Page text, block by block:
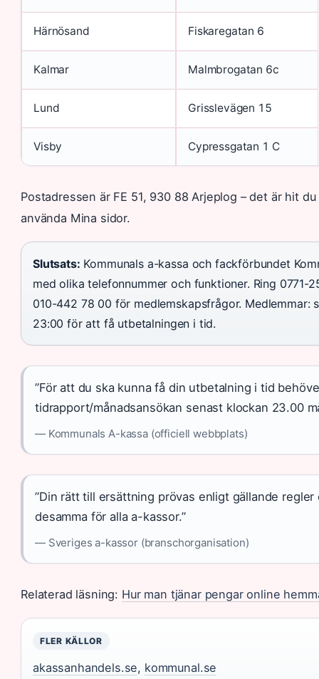
Härnösand Fiskaregatan 6
Kalmar Malmbrogatan 6c
Lund Grisslevägen 15
Visby Cypressgatan 1 C
Postadressen är FE 51, 930 88 Arjeplog – det är hit
använda Mina sidor.
Slutsats: Kommunals a-kassa och fackförbundet
med olika telefonnummer och funktioner. Ring 0771-
010-442 78 00 för medlemskapsfrågor. Medlemmar:
23:00 för att få utbetalningen i tid.
”För att du ska kunna få din utbetalning i tid
tidrapport/månadsansökan senast klockan 23.00
— Kommunals A-kassa (officiell webbplats)
”Din rätt till ersättning prövas enligt gällande
desamma för alla a-kassor.”
— Sveriges a-kassor (branschorganisation)
Relaterad läsning: Hur man tjänar pengar online
FLER KÄLLOR
akassanhandels.se, kommunal.se